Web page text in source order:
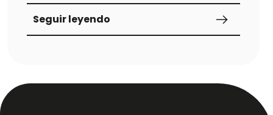
buscados en 2026.
Seguir leyendo